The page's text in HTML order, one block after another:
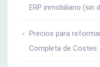
ERP inmobiliario (sin
Precios para
Completa de Costes